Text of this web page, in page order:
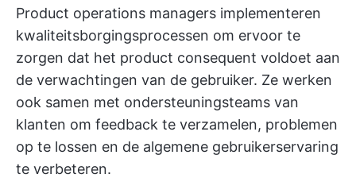
Product operations managers implementeren
kwaliteitsborgingsprocessen om ervoor te
zorgen dat het product consequent voldoet aan
de verwachtingen van de gebruiker. Ze werken
ook samen met ondersteuningsteams van
klanten om feedback te verzamelen, problemen
op te lossen en de algemene gebruikerservaring
te verbeteren.